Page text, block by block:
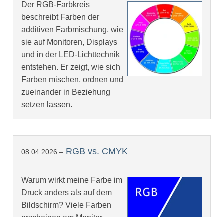
Der RGB-Farbkreis
beschreibt Farben der
additiven Farbmischung, wie
sie auf Monitoren, Displays
und in der LED-Lichttechnik
entstehen. Er zeigt, wie sich
Farben mischen, ordnen und
zueinander in Beziehung
setzen lassen.
08.04.2026 – RGB vs. CMYK
Warum wirkt meine Farbe im
Druck anders als auf dem
Bildschirm? Viele Farben